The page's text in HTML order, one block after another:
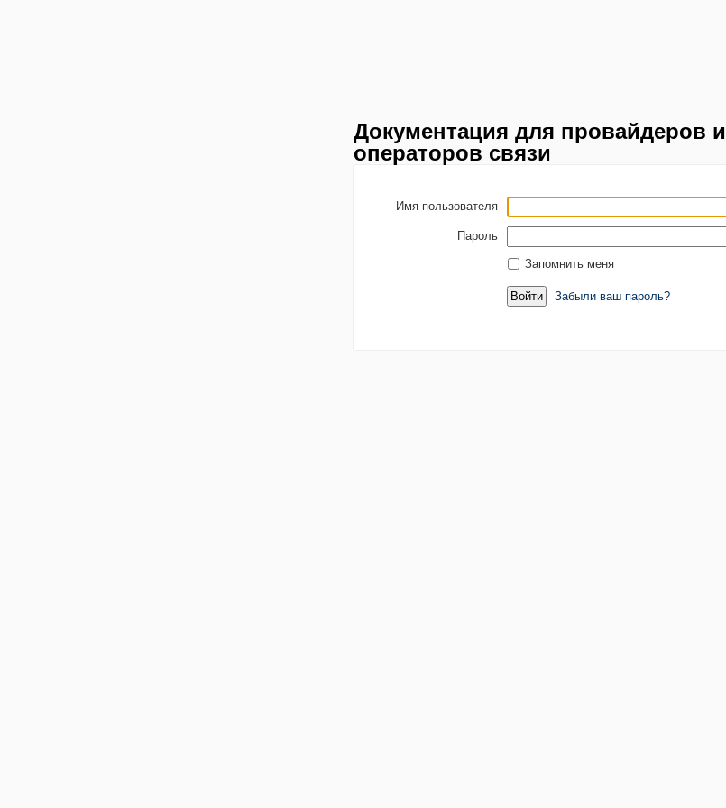
Документация для провайдеров и
операторов связи
Имя пользователя
Пароль
Запомнить меня
Забыли ваш пароль?